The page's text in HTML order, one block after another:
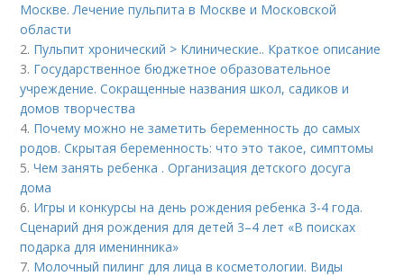
Москве. Лечение пульпита в Москве и Московской
области
2. Пульпит хронический > Клинические.. Краткое описание
3. Государственное бюджетное образовательное
учреждение. Сокращенные названия школ, садиков и
домов творчества
4. Почему можно не заметить беременность до самых
родов. Скрытая беременность: что это такое, симптомы
5.Чем занять ребенка . Организация детского досуга
дома
6. Игры и конкурсы на день рождения ребенка 3-4 года.
Сценарий дня рождения для детей 3–4 лет «В поисках
подарка для именинника»
7. Молочный пилинг для лица в косметологии. Виды